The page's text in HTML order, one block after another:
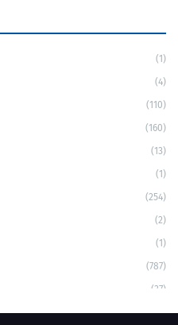
(1)
(4)
(110)
(160)
(13)
(1)
(254)
(2)
(1)
(787)
(37)
(9)